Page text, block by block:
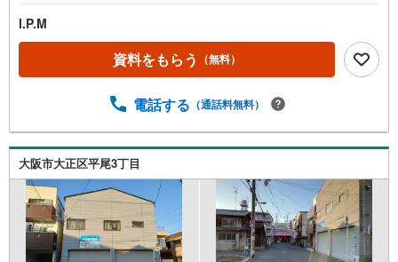
I.P.M
資料をもらう （無料）
電話する （通話料無料）
大阪市大正区平尾3丁目